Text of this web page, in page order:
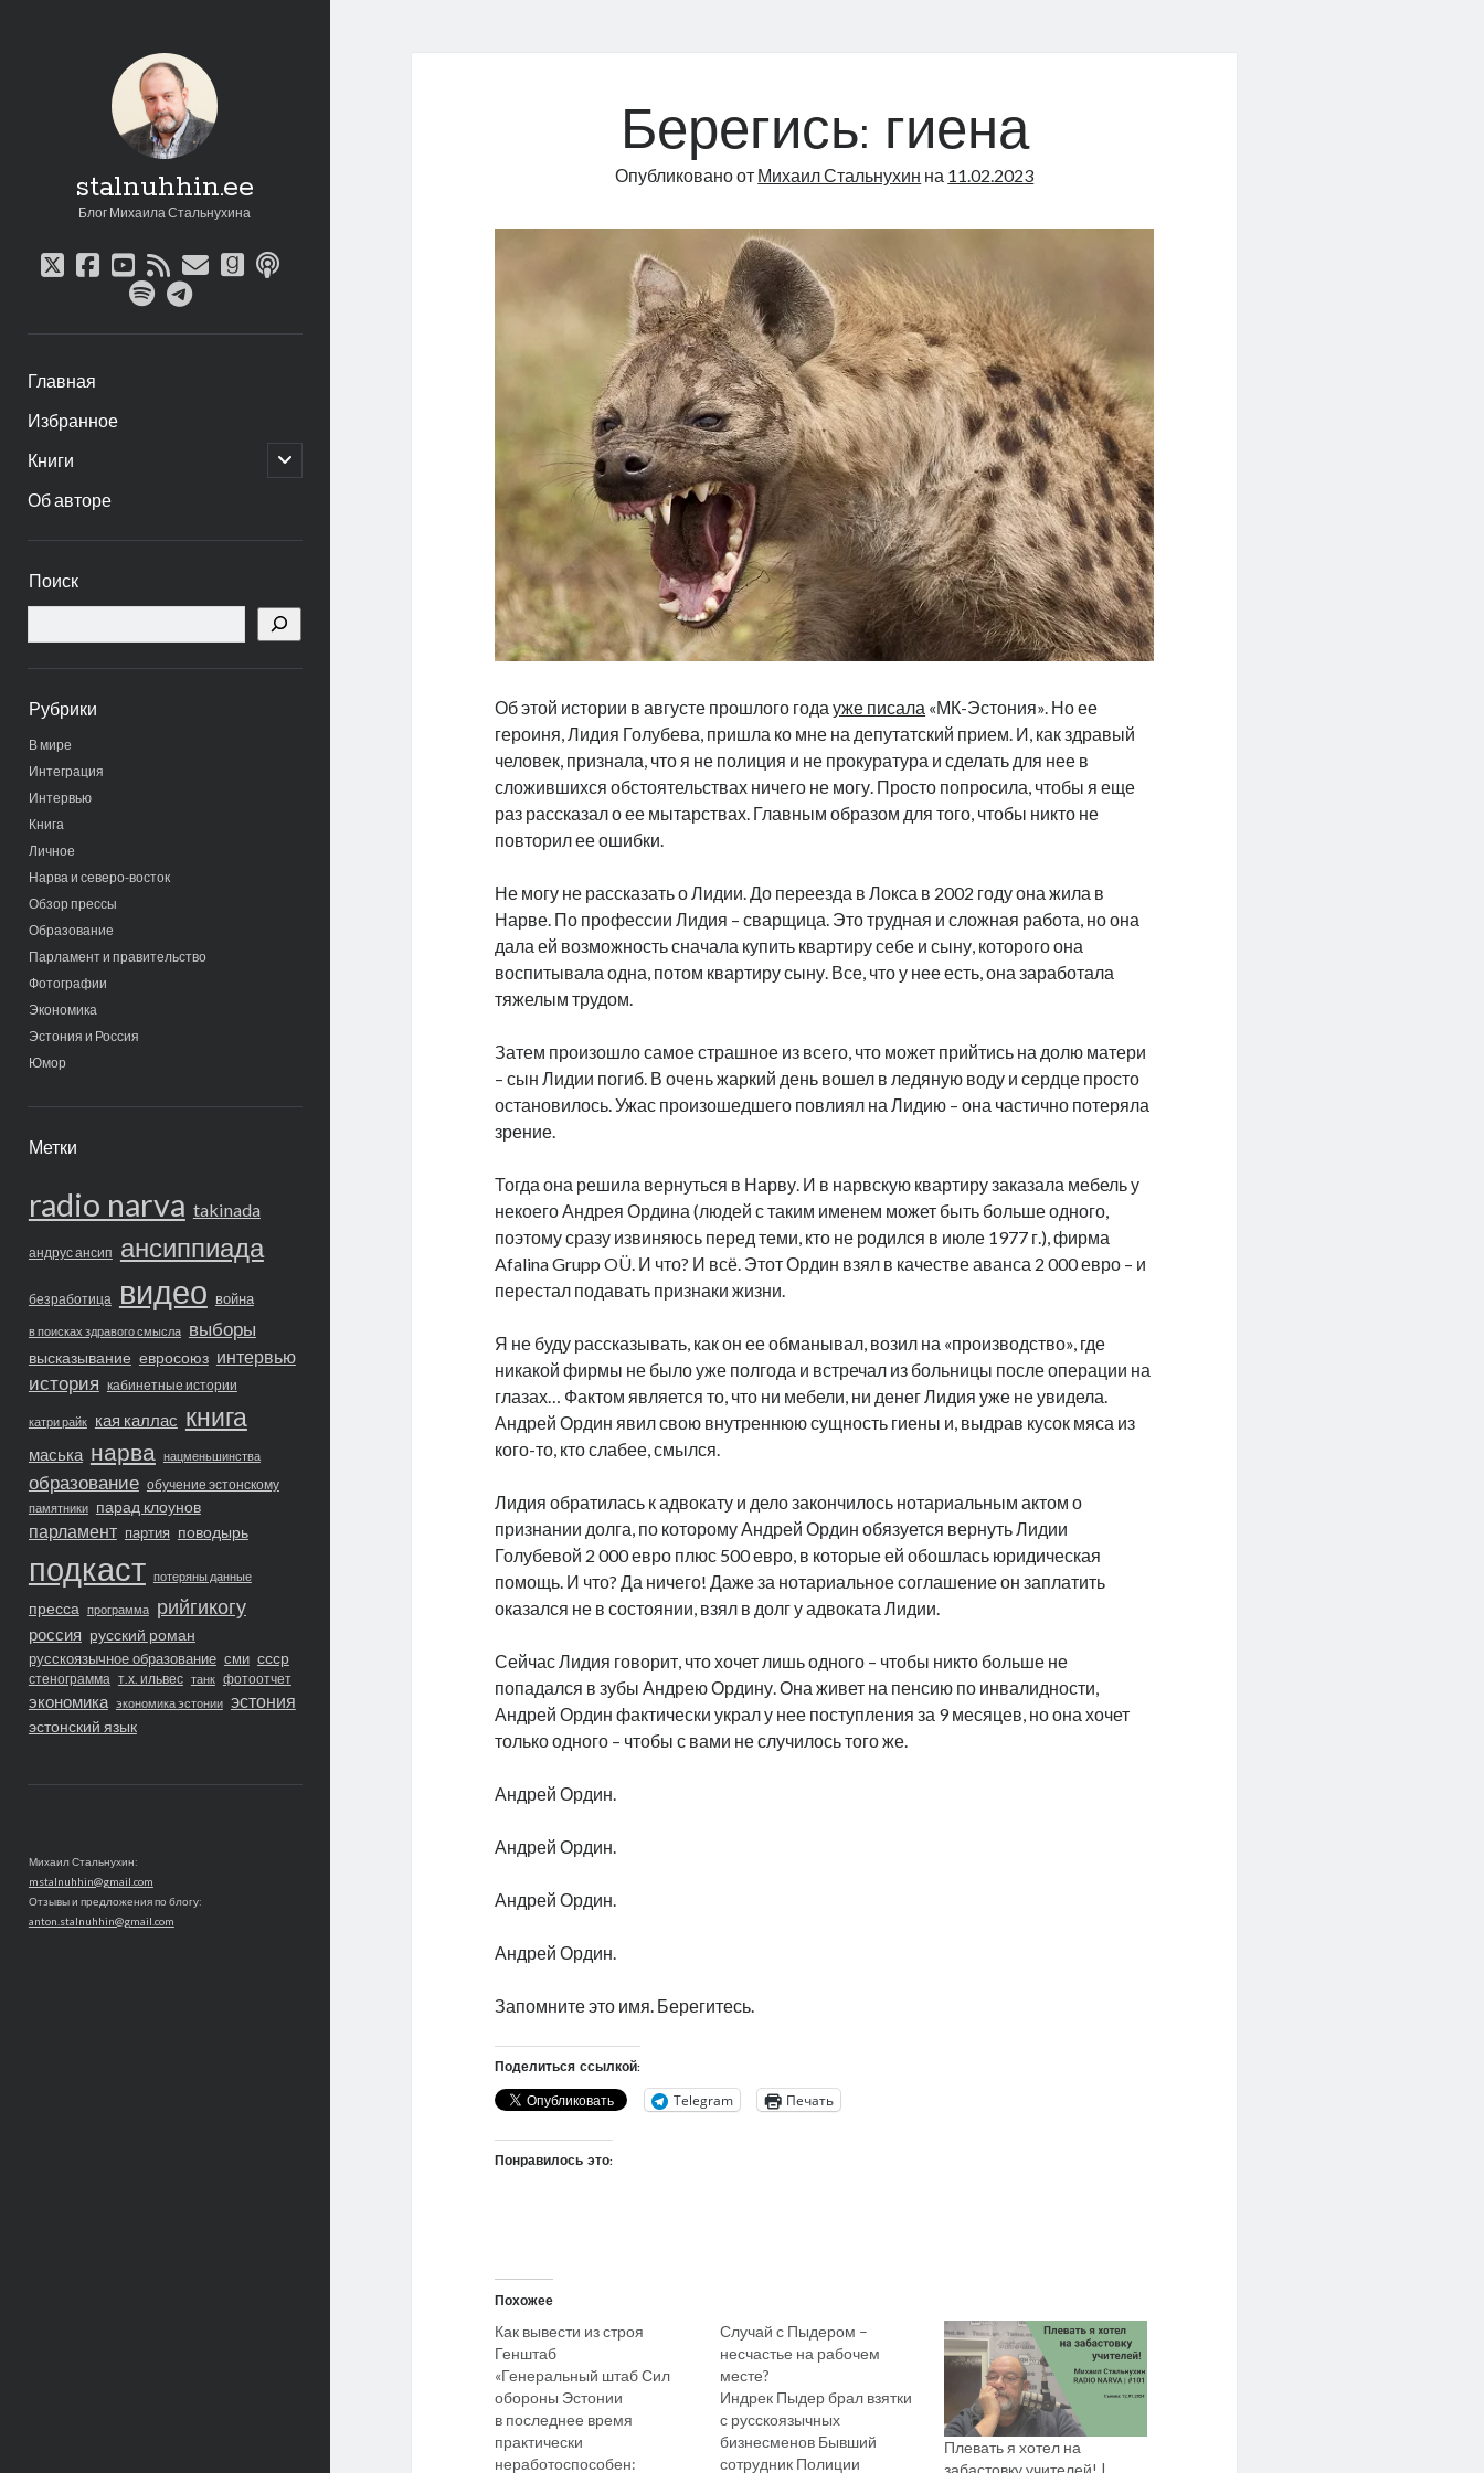
stalnuhhin.ee
Блог Михаила Стальнухина
twitter
facebook
youtube
rssemailgoodreads
podcast
spotifytelegram
Главная
Избранное
Книги
открыть
дочернее
Об авторе
панель
Поиск
Рубрики
В мире
Интеграция
Интервью
Книга
Личное
Нарва и северо-восток
Обзор прессы
Образование
Парламент и правительство
Фотографии
Экономика
Эстония и Россия
Юмор
Метки
radio narva takinada
андрус ансип ансиппиада
безработица видео война
в поисках здравого смысла выборы
высказывание евросоюз интервью
история кабинетные истории
катри райк кая каллас книга
маська нарва нацменьшинства
образование обучение эстонскому
памятники парад клоунов
парламент партия поводырь
подкаст потеряны данные
пресса программа рийгикогу
россия русский роман
русскоязычное образование сми ссср
стенограмма т.х. ильвес танк фотоотчет
экономика экономика эстонии эстония
эстонский язык
Михаил Стальнухин:
mstalnuhhin@gmail.com
Отзывы и предложения по блогу:
anton.stalnuhhin@gmail.com
Берегись: гиена
Опубликовано от Михаил Стальнухин на 11.02.2023
Об этой истории в августе прошлого годауже писала «МК-Эстония». Но ее
героиня, Лидия Голубева, пришла ко мне на депутатский прием. И, как здравый
человек, признала, что я не полиция и не прокуратура и сделать для нее в
сложившихся обстоятельствах ничего не могу. Просто попросила, чтобы я еще
раз рассказал о ее мытарствах. Главным образом для того, чтобы никто не
повторил ее ошибки.
Не могу не рассказать о Лидии. До переезда в Локса в 2002 году она жила в
Нарве. По профессии Лидия – сварщица. Это трудная и сложная работа, но она
дала ей возможность сначала купить квартиру себе и сыну, которого она
воспитывала одна, потом квартиру сыну. Все, что у нее есть, она заработала
тяжелым трудом.
Затем произошло самое страшное из всего, что может прийтись на долю матери
– сын Лидии погиб. В очень жаркий день вошел в ледяную воду и сердце просто
остановилось. Ужас произошедшего повлиял на Лидию – она частично потеряла
зрение.
Тогда она решила вернуться в Нарву. И в нарвскую квартиру заказала мебель у
некоего Андрея Ордина (людей с таким именем может быть больше одного,
поэтому сразу извиняюсь перед теми, кто не родился в июле 1977 г.), фирма
Afalina Grupp OÜ. И что? И всё. Этот Ордин взял в качестве аванса 2 000 евро – и
перестал подавать признаки жизни.
Я не буду рассказывать, как он ее обманывал, возил на «производство», где
никакой фирмы не было уже полгода и встречал из больницы после операции на
глазах… Фактом является то, что ни мебели, ни денег Лидия уже не увидела.
Андрей Ордин явил свою внутреннюю сущность гиены и, выдрав кусок мяса из
кого-то, кто слабее, смылся.
Лидия обратилась к адвокату и дело закончилось нотариальным актом о
признании долга, по которому Андрей Ордин обязуется вернуть Лидии
Голубевой 2 000 евро плюс 500 евро, в которые ей обошлась юридическая
помощь. И что? Да ничего! Даже за нотариальное соглашение он заплатить
оказался не в состоянии, взял в долг у адвоката Лидии.
Сейчас Лидия говорит, что хочет лишь одного – чтобы никто больше не
попадался в зубы Андрею Ордину. Она живет на пенсию по инвалидности,
Андрей Ордин фактически украл у нее поступления за 9 месяцев, но она хочет
только одного – чтобы с вами не случилось того же.
Андрей Ордин.
Андрей Ордин.
Андрей Ордин.
Андрей Ордин.
Запомните это имя. Берегитесь.
Поделиться ссылкой:
Telegram Печать
Понравилось это:
Похожее
Как вывести из строя
Генштаб
«Генеральный штаб Сил
обороны Эстонии
в последнее время
практически
неработоспособен:
Случай с Пыдером –
несчастье на рабочем
месте?
Индрек Пыдер брал взятки
с русскоязычных
бизнесменов Бывший
сотрудник Полиции
Плевать я хотел на
забастовку учителей! |